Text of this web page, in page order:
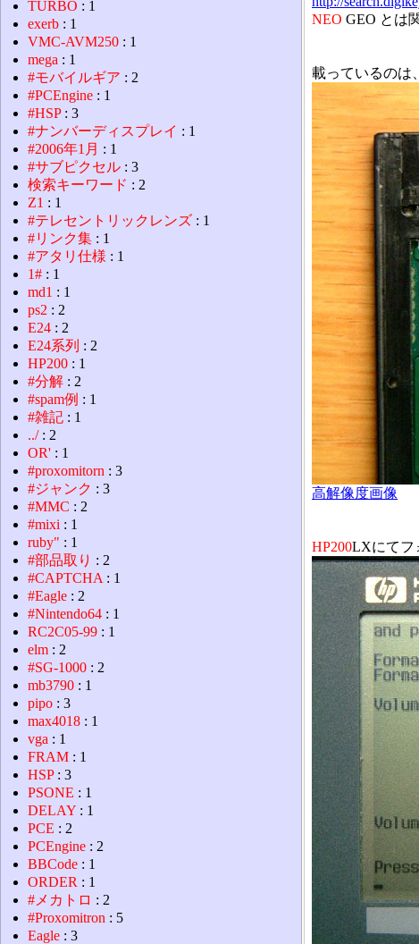
NEO GEO とは
載っているのは
高解像度画像
HP200LXにてフ
TURBO : 1
exerb : 1
VMC-AVM250 : 1
mega : 1
#モバイルギア : 2
#PCEngine : 1
#HSP: 3
#ナンバーディスプレイ : 1
#2006年1月 : 1
#サブピクセル : 3
検索キーワード : 2
Z1 : 1
#テレセントリックレンズ : 1
#リンク集 : 1
#アタリ仕様 : 1
1# : 1
md1 : 1
ps2 : 2
E24 : 2
E24系列 : 2
HP200 : 1
#分解 : 2
#spam例 : 1
#雑記 : 1
../: 2
OR' : 1
#proxomitorn : 3
#ジャンク : 3
#MMC : 2
#mixi : 1
ruby" : 1
#部品取り : 2
#CAPTCHA : 1
#Eagle : 2
#Nintendo64 : 1
RC2C05-99 : 1
elm : 2
#SG-1000 : 2
mb3790 : 1
pipo : 3
max4018 : 1
vga : 1
FRAM : 1
HSP: 3
PSONE : 1
DELAY : 1
PCE : 2
PCEngine : 2
BBCode : 1
ORDER : 1
#メカトロ : 2
#Proxomitron : 5
Eagle : 3